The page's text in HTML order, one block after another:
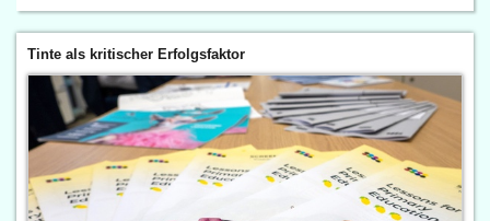
Tinte als kritischer Erfolgsfaktor